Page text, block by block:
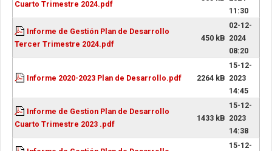
Cuarto Trimestre 2024.pdf
11:30
Informe de Gestión Plan de Desarrollo
Tercer Trimestre 2024.pdf
450 kB
02-12-
2024
08:20
Informe 2020-2023 Plan de Desarrollo.pdf 2264 kB
15-12-
2023
14:45
Informe de Gestion Plan de Desarrollo
Cuarto Trimestre 2023 .pdf
1433 kB
15-12-
2023
14:38
15-12-